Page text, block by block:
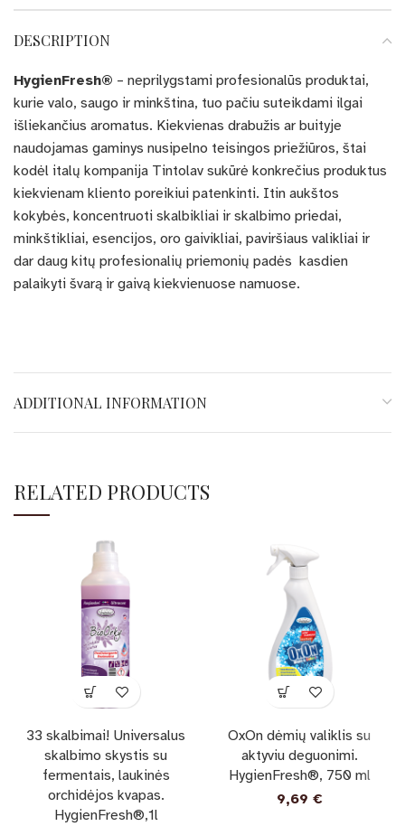
DESCRIPTION
HygienFresh® – neprilygstami profesionalūs produktai,
kurie valo, saugo ir minkština, tuo pačiu suteikdami ilgai
išliekančius aromatus. Kiekvienas drabužis ar buityje
naudojamas gaminys nusipelno teisingos priežiūros, štai
kodėl italų kompanija Tintolav sukūrė konkrečius produktus
kiekvienam kliento poreikiui patenkinti. Itin aukštos
kokybės, koncentruoti skalbikliai ir skalbimo priedai,
minkštikliai, esencijos, oro gaivikliai, paviršiaus valikliai ir
dar daug kitų profesionalių priemonių padės kasdien
palaikyti švarą ir gaivą kiekvienuose namuose.
ADDITIONAL INFORMATION
RELATED PRODUCTS
33 skalbimai! Universalus
skalbimo skystis su
fermentais, laukinės
orchidėjos kvapas.
HygienFresh®,1l
OxOn dėmių valiklis su
aktyviu deguonimi.
HygienFresh®, 750 ml
9,69 €